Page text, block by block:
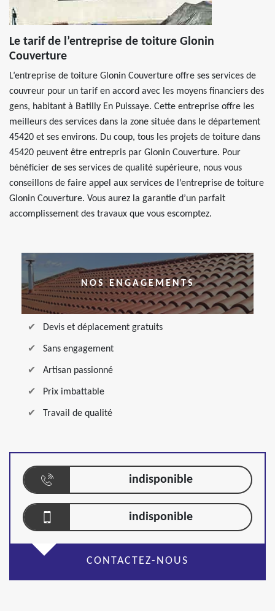
Le tarif de l’entreprise de toiture Glonin
Couverture
L’entreprise de toiture Glonin Couverture offre ses services de
couvreur pour un tarif en accord avec les moyens financiers des
gens, habitant à Batilly En Puissaye. Cette entreprise offre les
meilleurs des services dans la zone située dans le département
45420 et ses environs. Du coup, tous les projets de toiture dans
45420 peuvent être entrepris par Glonin Couverture. Pour
bénéficier de ses services de qualité supérieure, nous vous
conseillons de faire appel aux services de l’entreprise de toiture
Glonin Couverture. Vous aurez la garantie d’un parfait
accomplissement des travaux que vous escomptez.
NOS ENGAGEMENTS
Devis et déplacement gratuits
Sans engagement
Artisan passionné
Prix imbattable
Travail de qualité
indisponible
indisponible
CONTACTEZ-NOUS